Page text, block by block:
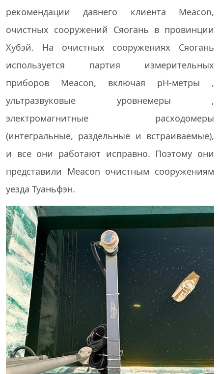
рекомендации давнего клиента Meacon,
очистных сооружений Сяогань в провинции
Хубэй. На очистных сооружениях Сяогань
используется партия измерительных
приборов Meacon, включая pH-метры ,
ультразвуковые уровнемеры ,
электромагнитные расходомеры
(интегральные, раздельные и встраиваемые),
и все они работают исправно. Поэтому они
представили Meacon очистным сооружениям
уезда Туаньфэн.